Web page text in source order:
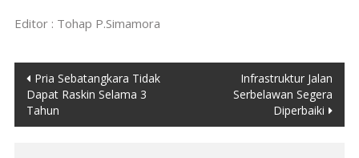
Editor : Tohap P.Simamora
Post
navigation
Pria Sebatangkara Tidak
Dapat Raskin Selama 3
Tahun
Infrastruktur Jalan
Serbelawan Segera
Diperbaiki